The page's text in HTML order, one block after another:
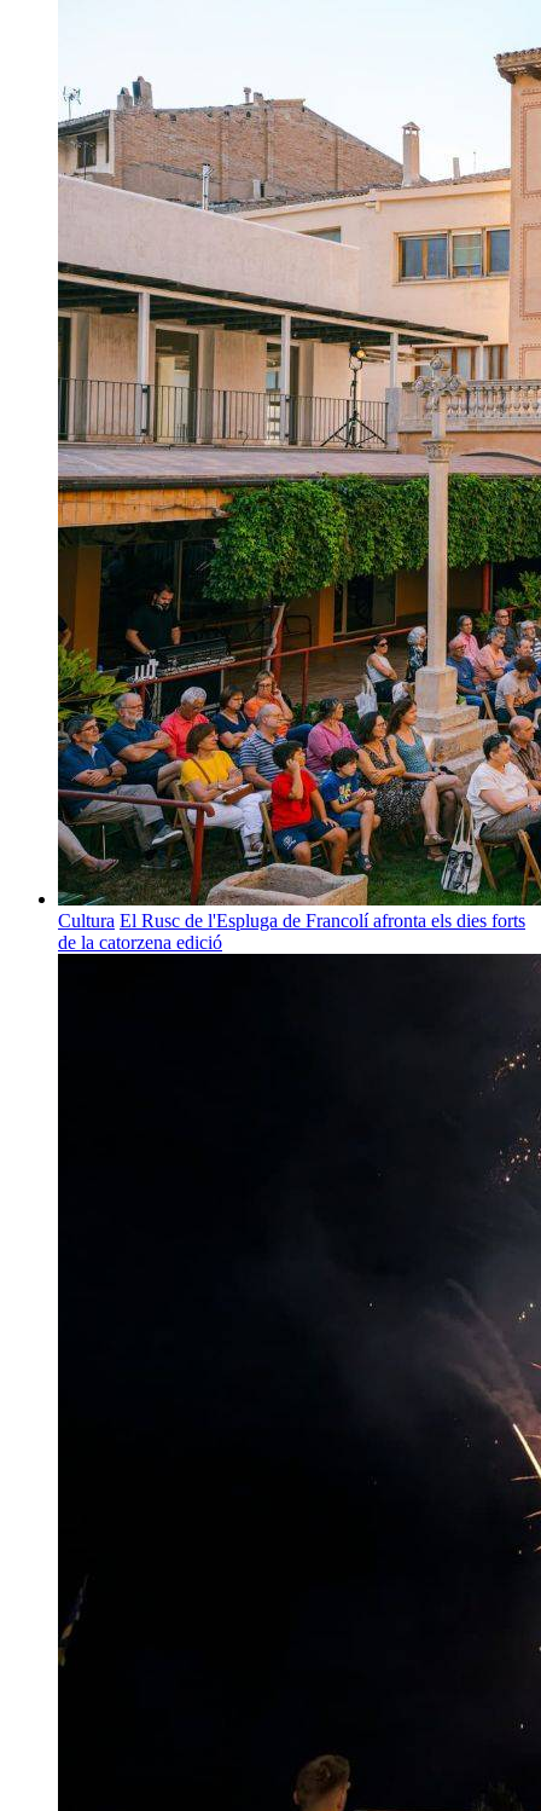
Cultura El Rusc de l'Espluga de Francolí afronta els dies forts
de la catorzena edició